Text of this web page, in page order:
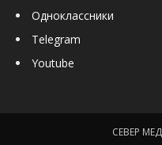
Одноклассники
Telegram
Youtube
СЕВЕР